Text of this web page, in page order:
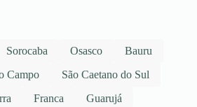
Sorocaba Osasco
Bauru
Campo
São Caetano do Sul
Franca Guarujá